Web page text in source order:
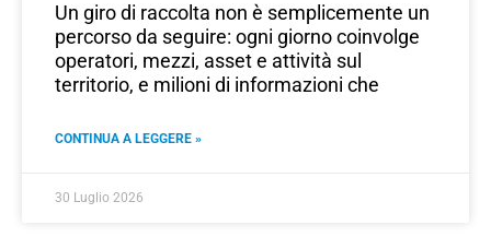
Un giro di raccolta non è semplicemente un
percorso da seguire: ogni giorno coinvolge
operatori, mezzi, asset e attività sul
territorio, e milioni di informazioni che
CONTINUA A LEGGERE »
30 Luglio 2026